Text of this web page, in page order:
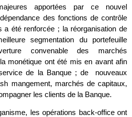
apportées par ce nouvel
des fonctions de contrôle
été renforcée ; la réorganisation de
segmentation du portefeuille
convenable des marchés
monétique ont été mis en avant afin
de la Banque ; de nouveaux
mangement, marchés de capitaux,
les clients de la Banque.
les opérations back-office ont